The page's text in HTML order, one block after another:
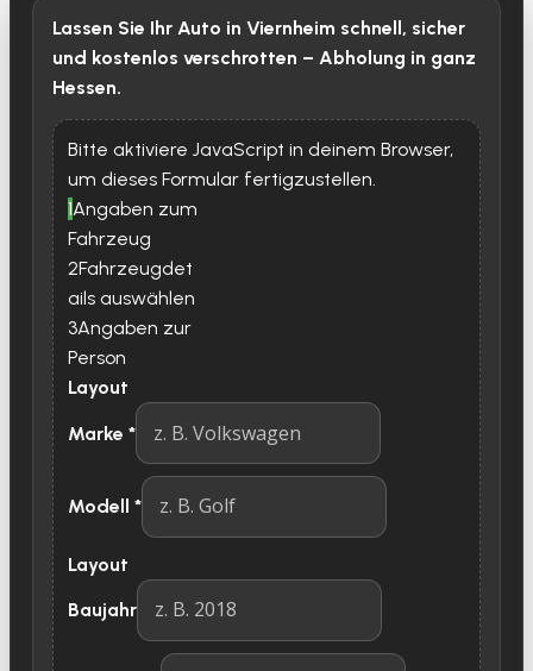
Lassen Sie Ihr Auto in Viernheim schnell, sicher
und kostenlos verschrotten – Abholung in ganz
Hessen.
Bitte aktiviere JavaScript in deinem Browser,
um dieses Formular fertigzustellen.
1Angaben zum
Fahrzeug
2Fahrzeugdet
ails auswählen
3Angaben zur
Person
Layout
Marke *
Modell *
Layout
Baujahr